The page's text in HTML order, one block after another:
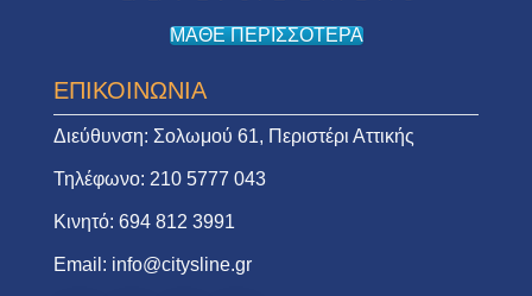
ΜΑΘΕ ΠΕΡΙΣΣΟΤΕΡΑ
ΕΠΙΚΟΙΝΩΝΙΑ
Διεύθυνση: Σολωμού 61, Περιστέρι Αττικής
Τηλέφωνο: 210 5777 043
Κινητό: 694 812 3991
Email: info@citysline.gr